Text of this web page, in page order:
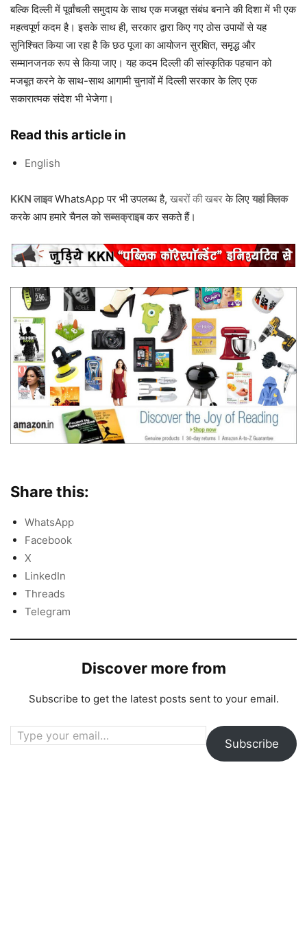
बल्कि दिल्ली में पूर्वांचली समुदाय के साथ एक मजबूत संबंध बनाने की दिशा में भी एक
महत्वपूर्ण कदम है। इसके साथ ही, सरकार द्वारा किए गए ठोस उपायों से यह
सुनिश्चित किया जा रहा है कि छठ पूजा का आयोजन सुरक्षित, समृद्ध और
सम्मानजनक रूप से किया जाए। यह कदम दिल्ली की सांस्कृतिक पहचान को
मजबूत करने के साथ-साथ आगामी चुनावों में दिल्ली सरकार के लिए एक
सकारात्मक संदेश भी भेजेगा।
Read this article in
English
KKN लाइवWhatsApp पर भी उपलब्ध है, खबरों की खबरके लिए यहां क्लिक
करके आप हमारे चैनल कोसब्सक्राइबकर सकते हैं।
Share this:
WhatsApp
Facebook
X
LinkedIn
Threads
Telegram
Discover more from
Subscribe to get the latest posts sent to your email.
Type your email…
Subscribe